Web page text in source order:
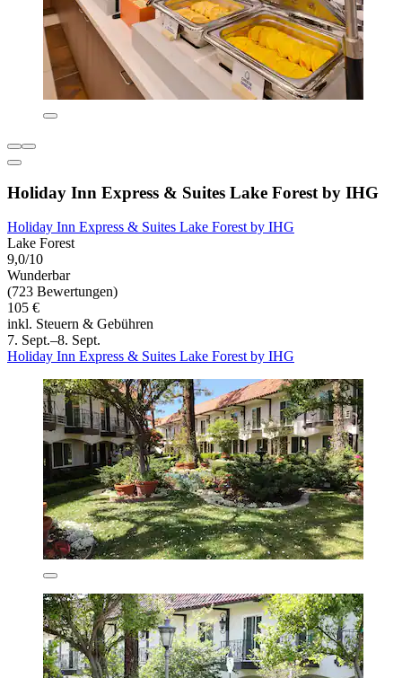
Holiday Inn Express & Suites Lake Forest by IHG
Holiday Inn Express & Suites Lake Forest by IHG
Lake Forest
9,0/10
Wunderbar
(723 Bewertungen)
105 €
inkl. Steuern & Gebühren
7. Sept.–8. Sept.
Holiday Inn Express & Suites Lake Forest by IHG